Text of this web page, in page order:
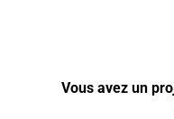
Vous avez un